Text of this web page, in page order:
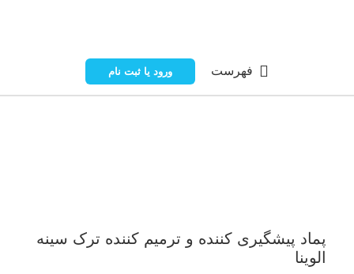
فهرست ورود یا ثبت نام
پماد پیشگیری کننده و ترمیم کننده ترک سینه
الوینا